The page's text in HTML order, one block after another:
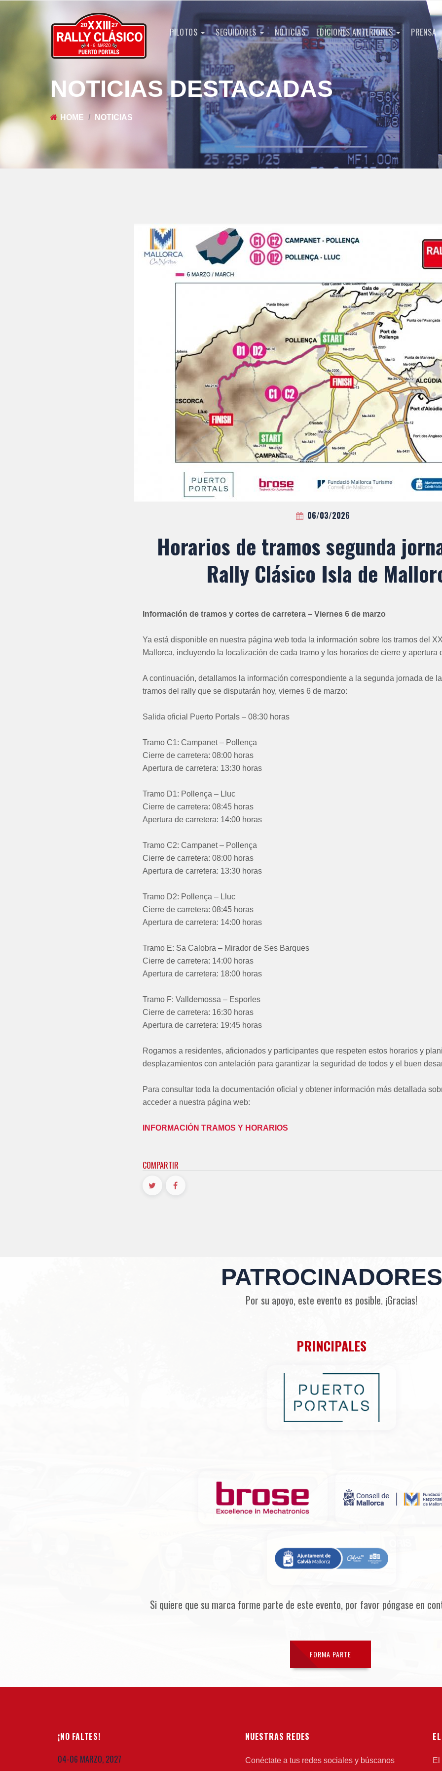
PILOTOS SEGUIDORES NOTICIAS EDICIONES ANTERIORES PRENSA
NOTICIAS DESTACADAS
HOME NOTICIAS
06/03/2026
Horarios de tramos segunda
Rally Clásico Isla de
Información de tramos y cortes de carretera – Viernes 6 de marzo
Ya está disponible en nuestra página web toda la información sobre los tramos del
Mallorca, incluyendo la localización de cada tramo y los horarios de cierre y apertura
A continuación, detallamos la información correspondiente a la segunda jornada de
tramos del rally que se disputarán hoy, viernes 6 de marzo:
Salida oficial Puerto Portals – 08:30 horas
Tramo C1: Campanet – Pollença
Cierre de carretera: 08:00 horas
Apertura de carretera: 13:30 horas
Tramo D1: Pollença – Lluc
Cierre de carretera: 08:45 horas
Apertura de carretera: 14:00 horas
Tramo C2: Campanet – Pollença
Cierre de carretera: 08:00 horas
Apertura de carretera: 13:30 horas
Tramo D2: Pollença – Lluc
Cierre de carretera: 08:45 horas
Apertura de carretera: 14:00 horas
Tramo E: Sa Calobra – Mirador de Ses Barques
Cierre de carretera: 14:00 horas
Apertura de carretera: 18:00 horas
Tramo F: Valldemossa – Esporles
Cierre de carretera: 16:30 horas
Apertura de carretera: 19:45 horas
Rogamos a residentes, aficionados y participantes que respeten estos horarios y
desplazamientos con antelación para garantizar la seguridad de todos y el buen
Para consultar toda la documentación oficial y obtener información más detallada
acceder a nuestra página web:
INFORMACIÓN TRAMOS Y HORARIOS
COMPARTIR
PATROCINADORES
Por su apoyo, este evento es posible. ¡Gracias!
PRINCIPALES
Si quiere que su marca forme parte de este evento, por favor póngase en
FORMA PARTE
¡NO FALTES!
04-06 MARZO, 2027
NUESTRAS REDES
Conéctate a tus redes sociales y búscanos El